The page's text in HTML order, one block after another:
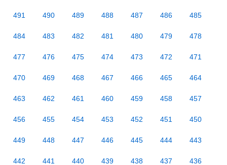
491 490 489 488 487 486 485
484 483 482 481 480 479 478
477 476 475 474 473 472 471
470 469 468 467 466 465 464
463 462 461 460 459 458 457
456 455 454 453 452 451 450
449 448 447 446 445 444 443
442 441 440 439 438 437 436